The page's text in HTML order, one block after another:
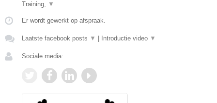
Training, ▼
Er wordt gewerkt op afspraak.
Laatste facebook posts ▼ Introductie video ▼
Sociale media: